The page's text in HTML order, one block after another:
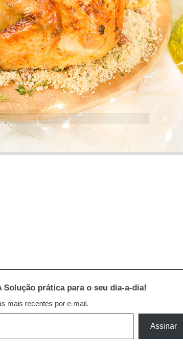
prática para o seu dia-a-dia!
mais recentes por e-mail.
Assinar